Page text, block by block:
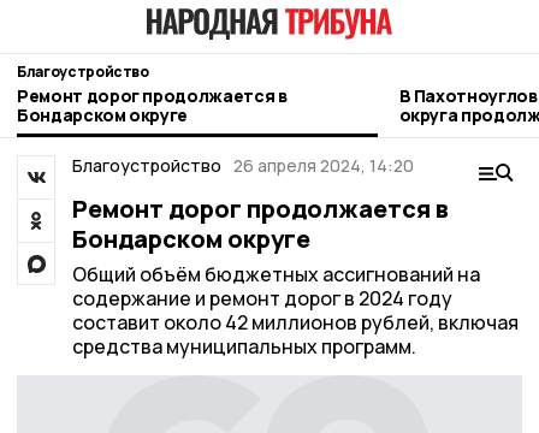
Благоустройство
Ремонт дорог продолжается в
Бондарском округе
В
округа
модернизация
Благоустройство 26 апреля 2024, 14:20
Ремонт дорог продолжается в
Бондарском округе
Общий объём бюджетных ассигнований на
содержание и ремонт дорог в 2024 году
составит около 42 миллионов рублей, включая
средства муниципальных программ.